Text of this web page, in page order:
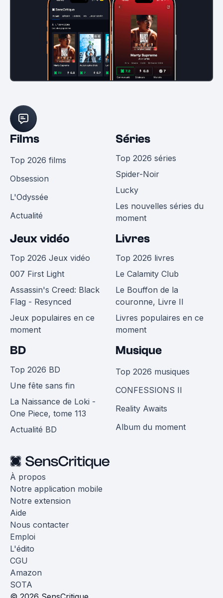
Films
Top 2026 films
Obsession
L'Odyssée
Actualité
Séries
Top 2026 séries
Spider-Noir
Lucky
Les nouvelles séries du
moment
Jeux vidéo
Top 2026 Jeux vidéo
007 First Light
Assassin's Creed: Black
Flag - Resynced
Jeux populaires en ce
moment
Livres
Top 2026 livres
Le Calamity Club
Le Bouffon de la
couronne, Livre II
Livres populaires en ce
moment
BD
Top 2026 BD
Une fête sans fin
La Naissance de Loki -
One Piece, tome 113
Actualité BD
Musique
Top 2026 musiques
CONFESSIONS II
Reality Awaits
Album du moment
À propos
Notre application mobile
Notre extension
Aide
Nous contacter
Emploi
L'édito
CGU
Amazon
SOTA